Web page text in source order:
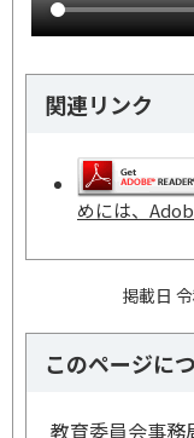
関連リンク
めには、
掲載日
このページに
教育委員会事務